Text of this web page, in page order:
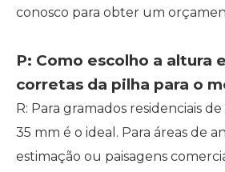
conosco para obter um
P: Como escolho a altura
corretas da pilha para o
R: Para gramados residenciais
35 mm é o ideal. Para áreas de
estimação ou paisagens